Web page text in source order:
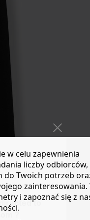
to
?
w celu zapewnienia
liczby odbiorców,
do Twoich potrzeb
zainteresowania.
i zapoznać się z